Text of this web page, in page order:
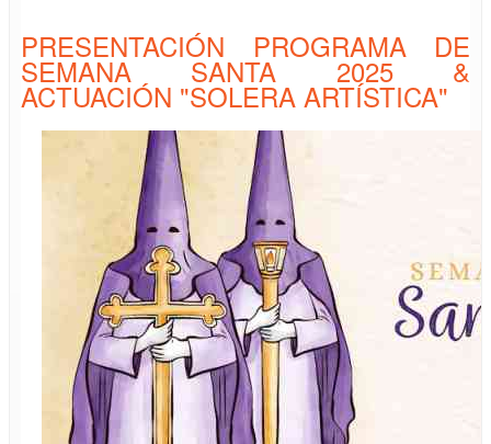
PRESENTACIÓN PROGRAMA DE
SEMANA SANTA 2025 &
ACTUACIÓN "SOLERA ARTÍSTICA"